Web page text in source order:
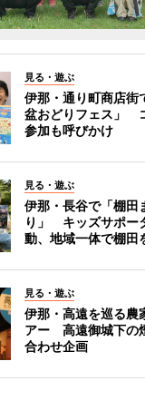
見る・遊ぶ
伊那・通り町商店街
盆おどりフェス」
参加も呼びかけ
見る・遊ぶ
伊那・長谷で「棚田
り」 キッズサポー
動、地域一体で棚田
見る・遊ぶ
伊那・高遠を巡る農
アー 高遠御城下の
合わせ企画